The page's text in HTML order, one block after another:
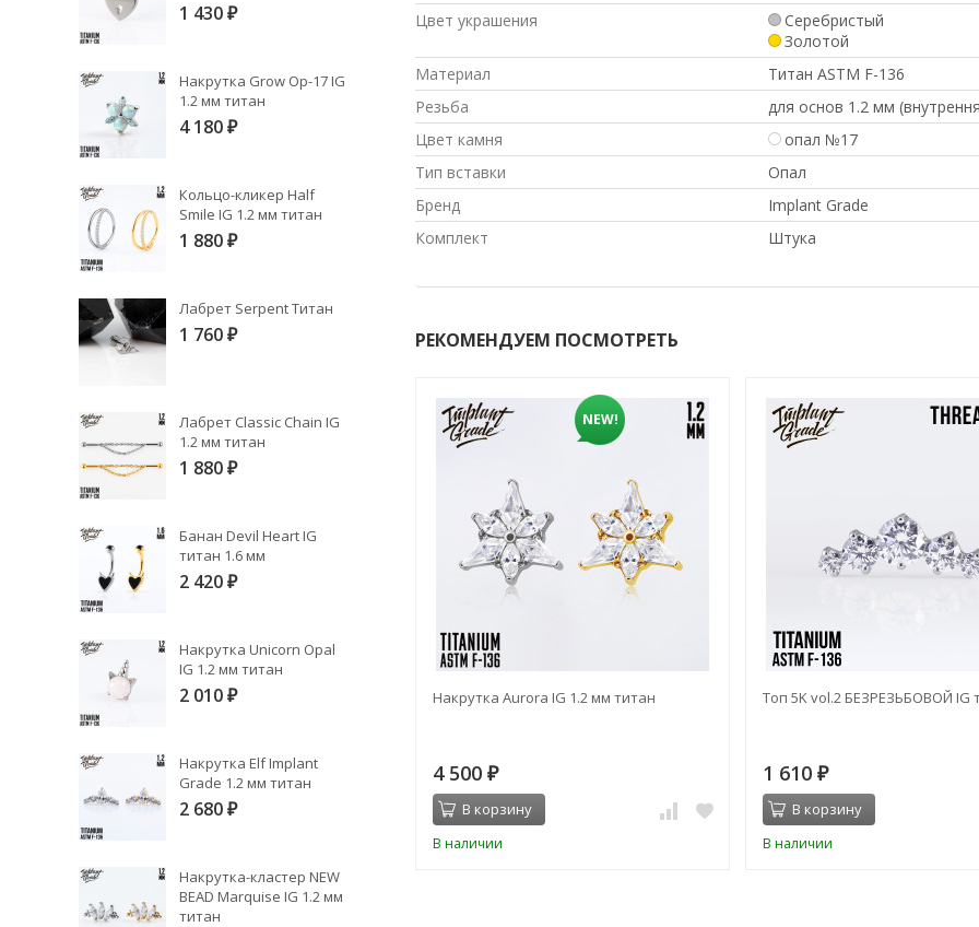
Цвет украшения
Серебристый
Золотой
Материал
Титан ASTM F-136
Резьба
для основ 1.2 мм
Цвет камня
опал №17
Тип вставки
Опал
Бренд
Implant Grade
Комплект
Штука
РЕКОМЕНДУЕМ ПОСМОТРЕТЬ
Топ 9K БЕЗРЕЗЬБОВОЙ IG титан
2 150
В корзину
В наличии
NEW!
Накрутка Aurora IG 1.2 мм титан
4 500 ₽
В корзину
В наличии
Топ 5K vol.2 БЕЗРЕЗЬБОВОЙ IG
1 610 ₽
В корзину
В наличии
1 430 ₽
Накрутка Grow Op-17 IG
1.2 мм титан
4 180 ₽
Кольцо-кликер Half
Smile IG 1.2 мм титан
1 880 ₽
Лабрет Serpent Титан
1 760 ₽
Лабрет Classic Chain IG
1.2 мм титан
1 880 ₽
Банан Devil Heart IG
титан 1.6 мм
2 420 ₽
Накрутка Unicorn Opal
IG 1.2 мм титан
2 010 ₽
Накрутка Elf Implant
Grade 1.2 мм титан
2 680 ₽
Накрутка-кластер NEW
BEAD Marquise IG 1.2 мм
титан